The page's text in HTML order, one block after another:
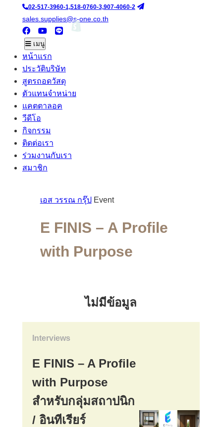
02-517-3960-1,518-0760-3,907-4060-2
sales.supplies@s-one.co.th
เมนู
หน้าแรก
ประวัติบริษัท
สูตรถอดวัสดุ
ตัวแทนจำหน่าย
แคตตาลอค
วีดีโอ
กิจกรรม
ติดต่อเรา
ร่วมงานกับเรา
สมาชิก
เอส วรรณ กรุ๊ป Event
E FINIS – A Profile
with Purpose
ไม่มีข้อมูล
Interviews
E FINIS – A Profile
with Purpose
สำหรับกลุ่มสถาปนิก
/ อินทีเรียร์